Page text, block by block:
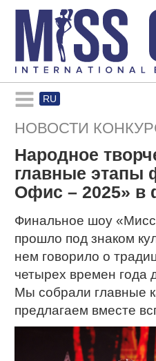
RU
Rules and
About
Participants
Gallery
НОВОСТИ
Народное
главные этапы
Офис – 2025» в
Финальное шоу
прошло под знаком
нем говорило о
четырех времен года
Мы собрали главные
предлагаем вместе